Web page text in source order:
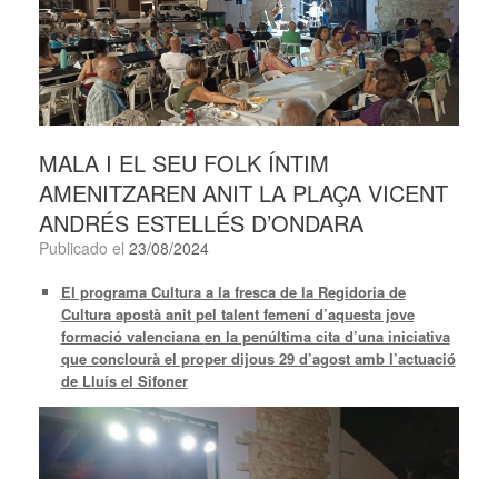
MALA I EL SEU FOLK ÍNTIM
AMENITZAREN ANIT LA PLAÇA VICENT
ANDRÉS ESTELLÉS D’ONDARA
Publicado el 23/08/2024
El programa Cultura a la fresca de la Regidoria de
Cultura apostà anit pel talent femení d’aquesta jove
formació valenciana en la penúltima cita d’una iniciativa
que conclourà el proper dijous 29 d’agost amb l’actuació
de Lluís el Sifoner